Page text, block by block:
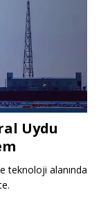
Uydu
teknoloji alanında